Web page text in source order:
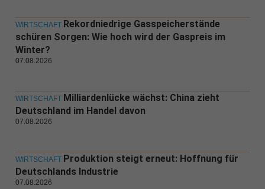
WIRTSCHAFT Rekordniedrige Gasspeicherstände
schüren Sorgen: Wie hoch wird der Gaspreis im
Winter?
07.08.2026
WIRTSCHAFT Milliardenlücke wächst: China zieht
Deutschland im Handel davon
07.08.2026
WIRTSCHAFT Produktion steigt erneut: Hoffnung für
Deutschlands Industrie
07.08.2026